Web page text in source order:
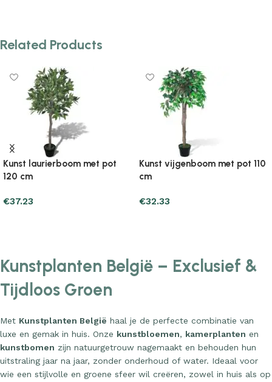
Related Products
Kunst laurierboom met pot
120 cm
€37.23
Kunst vijgenboom met pot 110
cm
€32.33
Kunstplanten België – Exclusief &
Tijdloos Groen
Met Kunstplanten België haal je de perfecte combinatie van
luxe en gemak in huis. Onze kunstbloemen, kamerplanten en
kunstbomen zijn natuurgetrouw nagemaakt en behouden hun
uitstraling jaar na jaar, zonder onderhoud of water. Ideaal voor
wie een stijlvolle en groene sfeer wil creëren, zowel in huis als op